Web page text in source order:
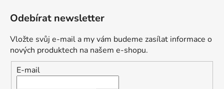
Odebírat newsletter
Vložte svůj e-mail a my vám budeme zasílat informace o
nových produktech na našem e-shopu.
E-mail